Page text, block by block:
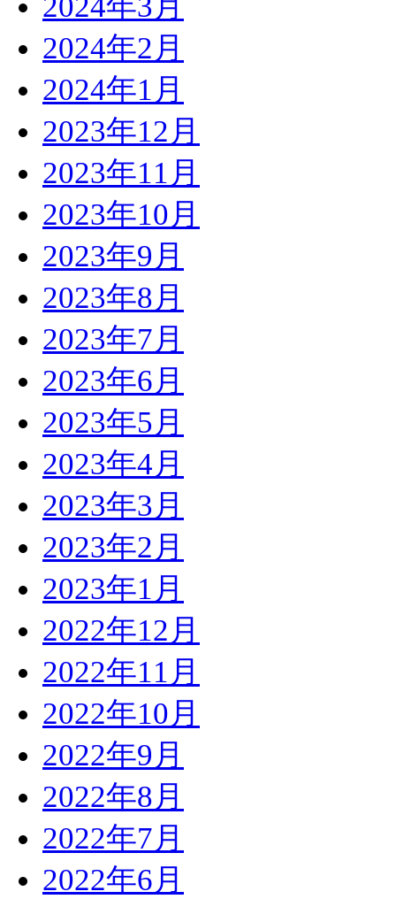
2024年3月
2024年2月
2024年1月
2023年12月
2023年11月
2023年10月
2023年9月
2023年8月
2023年7月
2023年6月
2023年5月
2023年4月
2023年3月
2023年2月
2023年1月
2022年12月
2022年11月
2022年10月
2022年9月
2022年8月
2022年7月
2022年6月